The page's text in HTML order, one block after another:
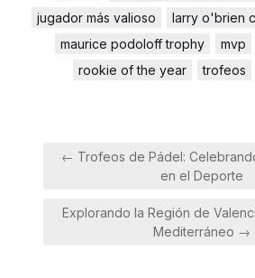
jugador más valioso
larry o'brien
maurice podoloff trophy
mvp
rookie of the year
trofeos
Navegación
← Trofeos de Pádel:
en el Deporte
Explorando la Región de
Mediterráneo →